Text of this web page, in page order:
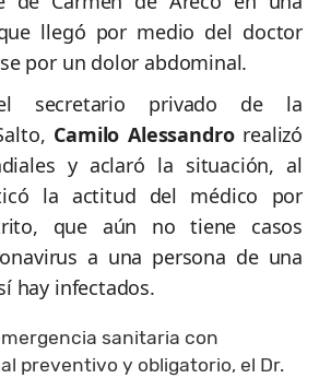
llegó por medio del doctor
por un dolor abdominal.
secretario privado de la
Camilo Alessandrorealizó
y aclaró la situación, al
la actitud del médico por
que aún no tiene casos
a una persona de una
hay infectados.
sanitaria con
preventivo y obligatorio, el Dr.